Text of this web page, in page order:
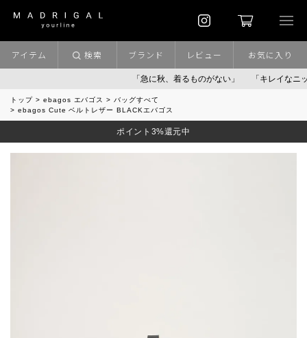
「急に秋、着るものがない」 「キレイなニット」
アイテム 検索 ブランド レビュー お気に入り
トップ ebagos エバゴス
バッグすべて
ebagos Cute ベルトレザー BLACKエバゴス
ポイント3%還元中